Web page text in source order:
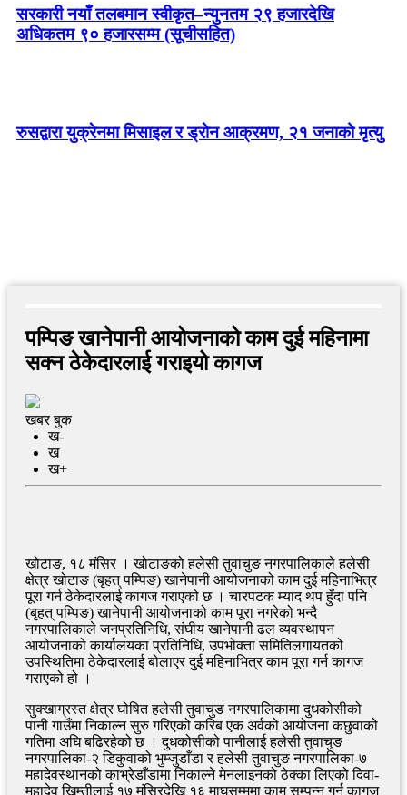
सरकारी नयाँ तलबमान स्वीकृत–न्युनतम २९ हजारदेखि
अधिकतम ९० हजारसम्म (सूचीसहित)
रुसद्वारा युक्रेनमा मिसाइल र ड्रोन आक्रमण, २१ जनाको मृत्यु
पम्पिङ खानेपानी आयोजनाको काम दुई महिनामा
सक्न ठेकेदारलाई गराइयो कागज
खबर बुक
ख-
ख
ख+
खोटाङ, १८ मंसिर । खोटाङको हलेसी तुवाचुङ नगरपालिकाले हलेसी
क्षेत्र खोटाङ (बृहत् पम्पिङ) खानेपानी आयोजनाको काम दुई महिनाभित्र
पूरा गर्न ठेकेदारलाई कागज गराएको छ । चारपटक म्याद थप हुँदा पनि
(बृहत् पम्पिङ) खानेपानी आयोजनाको काम पूरा नगरेको भन्दै
नगरपालिकाले जनप्रतिनिधि, संघीय खानेपानी ढल व्यवस्थापन
आयोजनाको कार्यालयका प्रतिनिधि, उपभोक्ता समितिलगायतको
उपस्थितिमा ठेकेदारलाई बोलाएर दुई महिनाभित्र काम पूरा गर्न कागज
गराएको हो ।
सुक्खाग्रस्त क्षेत्र घोषित हलेसी तुवाचुङ नगरपालिकामा दुधकोसीको
पानी गाउँमा निकाल्न सुरु गरिएको करिब एक अर्वको आयोजना कछुवाको
गतिमा अघि बढिरहेको छ । दुधकोसीको पानीलाई हलेसी तुवाचुङ
नगरपालिका-२ डिकुवाको भुम्जुडाँडा र हलेसी तुवाचुङ नगरपालिका-७
महादेवस्थानको काभ्रेडाँडामा निकाल्ने मेनलाइनको ठेक्का लिएको दिवा-
महादेव खिम्तीलाई १७ मंसिरदेखि १६ माघसम्ममा काम सम्पन्न गर्न कागज